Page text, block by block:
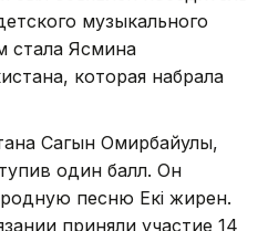
музыкального
стала Ясмина
которая набрала
Сагын Омирбайулы,
один балл. Он
песню Екі жирен.
приняли участие 14